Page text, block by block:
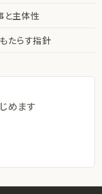
と主体性
たらす指針
めます